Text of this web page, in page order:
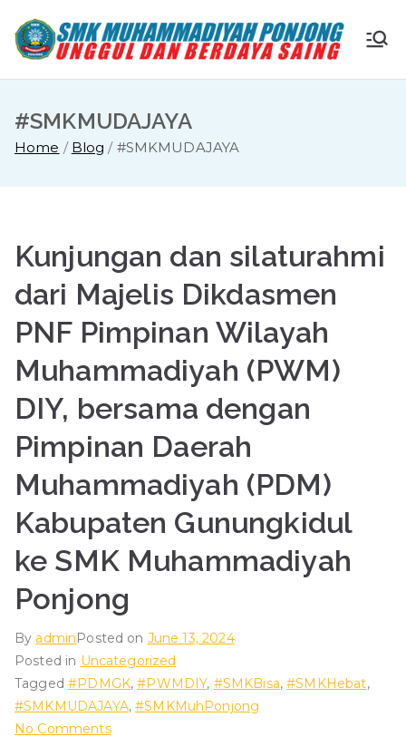
content
S
u
ah
P
nj
Ungg
ul
#SMKMUDAJAYA
Home Blog #SMKMUDAJAYA
Kunjungan dan silaturahmi
dari Majelis Dikdasmen
PNF Pimpinan Wilayah
Muhammadiyah (PWM)
DIY, bersama dengan
Pimpinan Daerah
Muhammadiyah (PDM)
Kabupaten Gunungkidul
ke SMK Muhammadiyah
Ponjong
By adminPosted on June 13, 2024
Posted in Uncategorized
Tagged#PDMGK,#PWMDIY, #SMKBisa,#SMKHebat,
#SMKMUDAJAYA,#SMKMuhPonjong
No Commentson